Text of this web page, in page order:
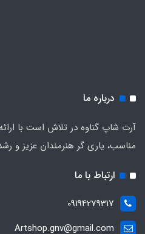
درباره ما
آرت شاپ گناوه در تلاش است با
مناسب، یاری گر هنرمندان عزیز و
ارتباط با ما
09194279317
Artshop.gnv@gmail.com